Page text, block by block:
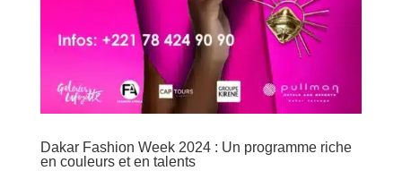
Dakar Fashion Week 2024 : Un programme riche
en couleurs et en talents